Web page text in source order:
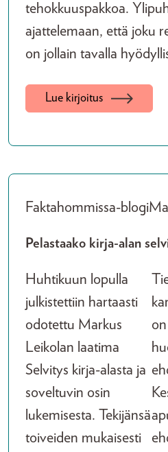
tehokkuuspakkoa.
ajattelemaan, että joku
on jollain tavalla
Lue kirjoitus
Faktahommissa-blogi
Pelastaako kirja-alan
Huhtikuun lopulla
julkistettiin hartaasti
odotettu Markus
Leikolan laatima
Selvitys kirja-alasta ja
soveltuvin osin
lukemisesta. Tekijänsä
toiveiden mukaisesti